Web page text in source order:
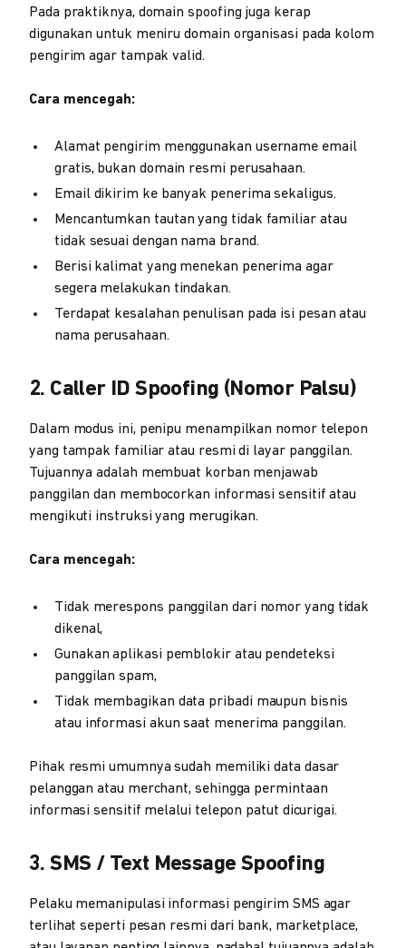
Pada praktiknya, domain spoofing juga kerap
digunakan untuk meniru domain organisasi pada kolom
pengirim agar tampak valid.
Cara mencegah:
Alamat pengirim menggunakan username email
gratis, bukan domain resmi perusahaan.
Email dikirim ke banyak penerima sekaligus.
Mencantumkan tautan yang tidak familiar atau
tidak sesuai dengan nama brand.
Berisi kalimat yang menekan penerima agar
segera melakukan tindakan.
Terdapat kesalahan penulisan pada isi pesan atau
nama perusahaan.
2. Caller ID Spoofing (Nomor Palsu)
Dalam modus ini, penipu menampilkan nomor telepon
yang tampak familiar atau resmi di layar panggilan.
Tujuannya adalah membuat korban menjawab
panggilan dan membocorkan informasi sensitif atau
mengikuti instruksi yang merugikan.
Cara mencegah:
Tidak merespons panggilan dari nomor yang tidak
dikenal,
Gunakan aplikasi pemblokir atau pendeteksi
panggilan spam,
Tidak membagikan data pribadi maupun bisnis
atau informasi akun saat menerima panggilan.
Pihak resmi umumnya sudah memiliki data dasar
pelanggan atau merchant, sehingga permintaan
informasi sensitif melalui telepon patut dicurigai.
3. SMS / Text Message Spoofing
Pelaku memanipulasi informasi pengirim SMS agar
terlihat seperti pesan resmi dari bank, marketplace,